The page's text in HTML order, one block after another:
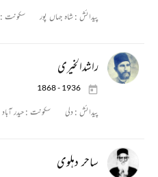
پیدائش :شاہ جہاں پور سکونت :
راشدالخیری
1868 - 1936
پیدائش :دلی سکونت :حیدر آباد
ساحر دہلوی